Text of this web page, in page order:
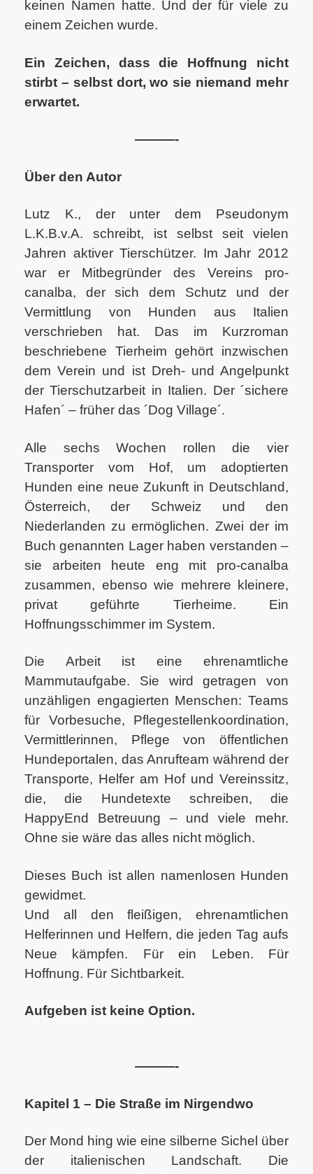
keinen Namen hatte. Und der für viele zu
einem Zeichen wurde.
Ein Zeichen, dass die Hoffnung nicht
stirbt – selbst dort, wo sie niemand mehr
erwartet.
———-
Über den Autor
Lutz K., der unter dem Pseudonym
L.K.B.v.A. schreibt, ist selbst seit vielen
Jahren aktiver Tierschützer. Im Jahr 2012
war er Mitbegründer des Vereins pro-
canalba, der sich dem Schutz und der
Vermittlung von Hunden aus Italien
verschrieben hat. Das im Kurzroman
beschriebene Tierheim gehört inzwischen
dem Verein und ist Dreh- und Angelpunkt
der Tierschutzarbeit in Italien. Der ´sichere
Hafen´ – früher das ´Dog Village´.
Alle sechs Wochen rollen die vier
Transporter vom Hof, um adoptierten
Hunden eine neue Zukunft in Deutschland,
Österreich, der Schweiz und den
Niederlanden zu ermöglichen. Zwei der im
Buch genannten Lager haben verstanden –
sie arbeiten heute eng mit pro-canalba
zusammen, ebenso wie mehrere kleinere,
privat geführte Tierheime. Ein
Hoffnungsschimmer im System.
Die Arbeit ist eine ehrenamtliche
Mammutaufgabe. Sie wird getragen von
unzähligen engagierten Menschen: Teams
für Vorbesuche, Pflegestellenkoordination,
Vermittlerinnen, Pflege von öffentlichen
Hundeportalen, das Anrufteam während der
Transporte, Helfer am Hof und Vereinssitz,
die, die Hundetexte schreiben, die
HappyEnd Betreuung – und viele mehr.
Ohne sie wäre das alles nicht möglich.
Dieses Buch ist allen namenlosen Hunden
gewidmet.
Und all den fleißigen, ehrenamtlichen
Helferinnen und Helfern, die jeden Tag aufs
Neue kämpfen. Für ein Leben. Für
Hoffnung. Für Sichtbarkeit.
Aufgeben ist keine Option.
———-
Kapitel 1 – Die Straße im Nirgendwo
Der Mond hing wie eine silberne Sichel über
der italienischen Landschaft. Die